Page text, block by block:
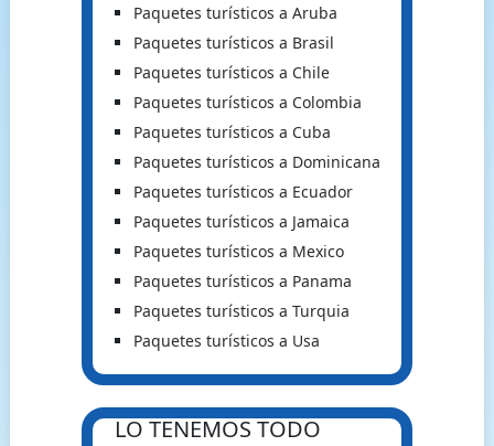
Paquetes turísticos a Aruba
Paquetes turísticos a Brasil
Paquetes turísticos a Chile
Paquetes turísticos a Colombia
Paquetes turísticos a Cuba
Paquetes turísticos a Dominicana
Paquetes turísticos a Ecuador
Paquetes turísticos a Jamaica
Paquetes turísticos a Mexico
Paquetes turísticos a Panama
Paquetes turísticos a Turquia
Paquetes turísticos a Usa
LO TENEMOS TODO